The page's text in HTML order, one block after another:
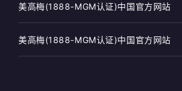
美高梅(1888-MGM认证)中国官方网站
美高梅(1888-MGM认证)中国官方网站